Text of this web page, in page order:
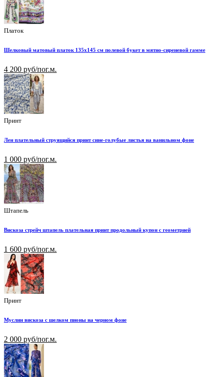
Платок
Шелковый матовый платок 135х145 см полевой букет в мятно-сиреневой гамме
4 200 руб/пог.м.
Принт
Лен плательный струящийся принт сине-голубые листья на ванильном фоне
1 000 руб/пог.м.
Штапель
Вискоза стрейч штапель плательная принт продольный купон с геометрией
1 600 руб/пог.м.
Принт
Муслин вискоза с шелком пионы на черном фоне
2 000 руб/пог.м.